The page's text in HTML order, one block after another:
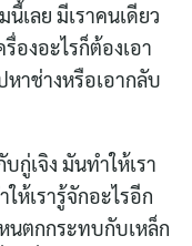
เลย มีเราคนเดียว
องอะไรก็ต้องเอา
หาช่างหรือเอากลับ
กู่เจิง มันทำให้เรา
ห้เรารู้จักอะไรอีก
นตกกระทบกับเหล็ก